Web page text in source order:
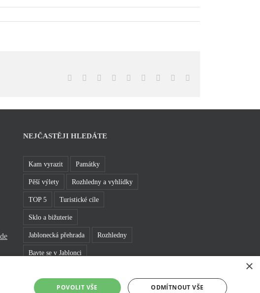
Facebook Reddit LinkedInWhatsApp
TumblrPinterest
NEJČASTĚJI HLEDÁTE
Kam vyrazit Památky
Pěší výlety Rozhledny a vyhlídky
TOP 5 Turistické cíle
Sklo a bižuterie
Jablonecká přehrada Rozhledny
Bavte se v Jablonci
×
POVOLIT VŠE ODMÍTNOUT VŠE